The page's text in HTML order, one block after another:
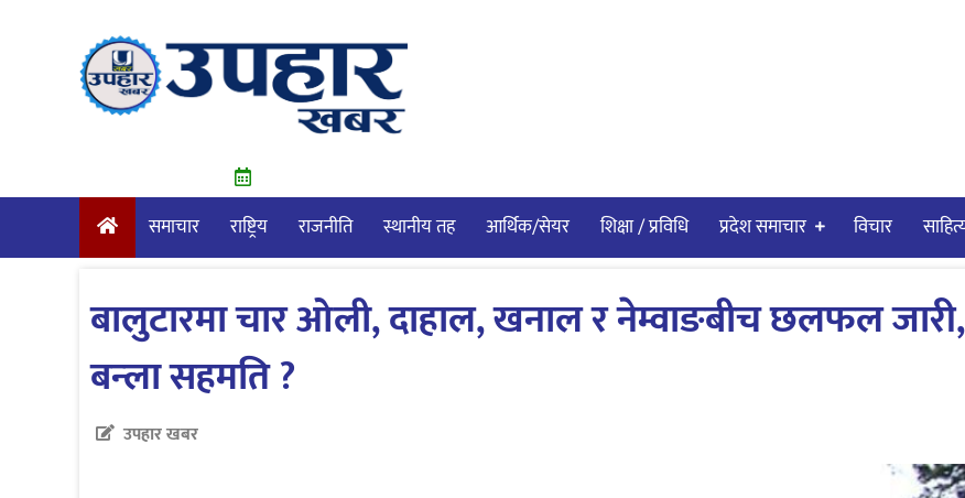
समाचार राष्ट्रिय राजनीति स्थानीय तह आर्थिक/सेयर शिक्षा / प्रविधि प्रदेश समाचार विचार
बालुटारमा चार ओली, दाहाल, खनाल र नेम्वाङबीच छलफल
बन्ला सहमति ?
उपहार खबर